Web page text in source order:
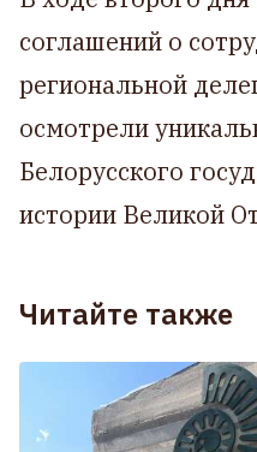
соглашений о
региональной
осмотрели
Белорусского
истории Великой
Читайте также